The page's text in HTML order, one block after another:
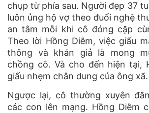
chụp từ phía sau. Người đẹp 37
luôn ủng hộ vợ theo đuổi nghệ
an tâm mỗi khi cô đóng cặp
Theo lời Hồng Diễm, việc giấu
thông và khán giả là mong
chồng cô. Và cho đến hiện tại,
giấu nhẹm chân dung của ông xã.
Ngược lại, cô thường xuyên
các con lên mạng. Hồng Diễm